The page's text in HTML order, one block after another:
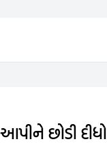
છોડી દીધો